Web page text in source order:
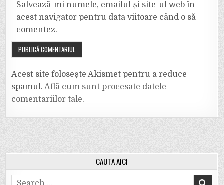
Salvează-mi numele, emailul și site-ul web în
acest navigator pentru data viitoare când o să
comentez.
Acest site folosește Akismet pentru a reduce
spamul.Află cum sunt procesate datele
comentariilor tale.
CAUTĂ AICI
Search